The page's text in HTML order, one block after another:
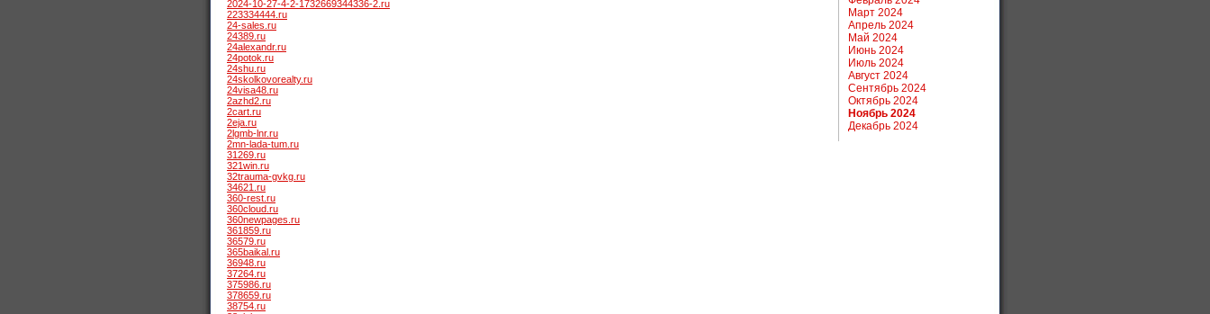
2024-10-27-4-2-1732669344336-2.ru
223334444.ru
24-sales.ru
24389.ru
24alexandr.ru
24potok.ru
24shu.ru
24skolkovorealty.ru
24visa48.ru
2azhd2.ru
2cart.ru
2eja.ru
2lgmb-lnr.ru
2mn-lada-tum.ru
31269.ru
321win.ru
32trauma-gvkg.ru
34621.ru
360-rest.ru
360cloud.ru
360newpages.ru
361859.ru
36579.ru
365baikal.ru
36948.ru
37264.ru
375986.ru
378659.ru
38754.ru
Март 2024
Апрель 2024
Май 2024
Июнь 2024
Июль 2024
Август 2024
Сентябрь 2024
Октябрь 2024
Ноябрь 2024
Декабрь 2024